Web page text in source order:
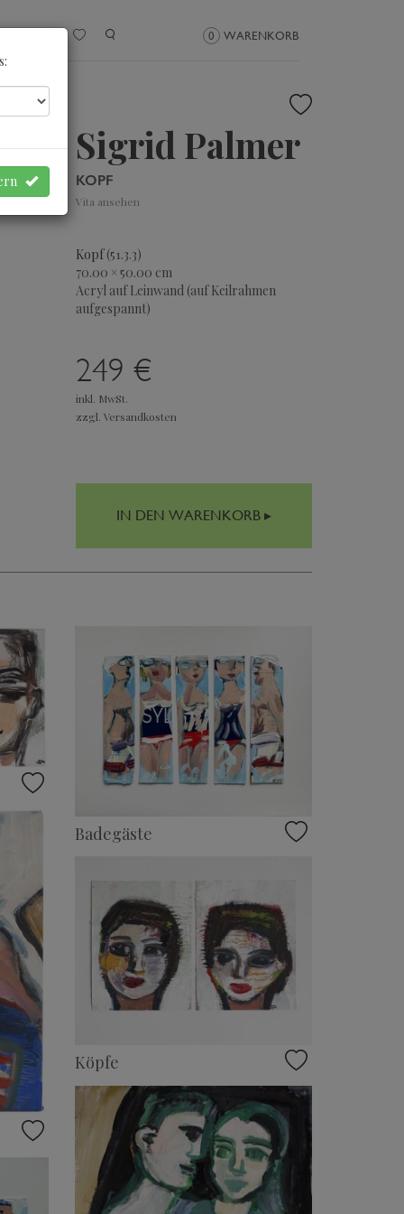
0 WARENKORB
Sigrid Palmer
KOPF
Vita ansehen
Kopf(51.3.3)
70.00 × 50.00 cm
Acryl auf Leinwand (auf Keilrahmen
aufgespannt)
249 €
inkl. MwSt.
zzgl. Versandkosten
IN DEN WARENKORB ▸
Badegäste
Köpfe